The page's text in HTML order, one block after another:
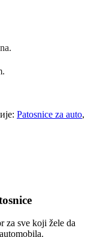
Patosnice za auto,
za sve koji žele da